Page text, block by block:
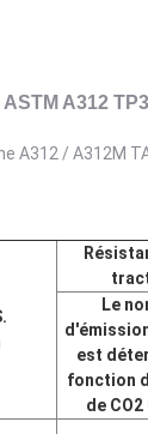
A312
A312 / A312M
Le
est
fonction
de